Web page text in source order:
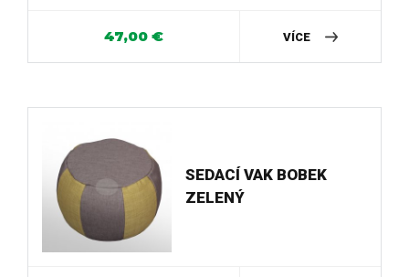
47,00 € VÍCE
SEDACÍ VAK BOBEK
ZELENÝ